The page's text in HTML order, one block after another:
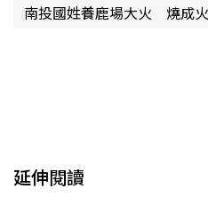
南投國姓養鹿場大火 燒成
延伸閱讀